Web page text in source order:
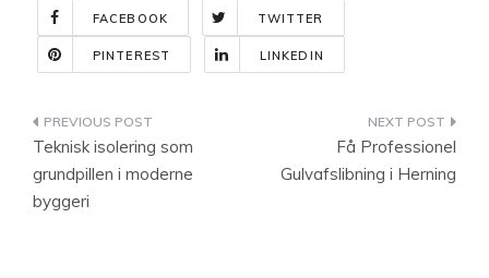
FACEBOOK TWITTER
PINTEREST LINKEDIN
Indlægsnavigation
Teknisk isolering som
grundpillen i moderne
byggeri
Få Professionel
Gulvafslibning i Herning